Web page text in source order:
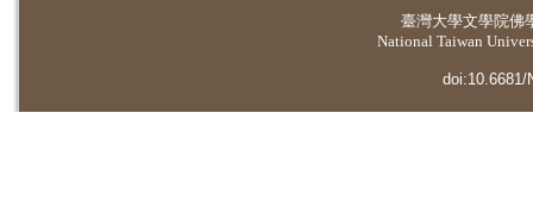
臺灣大學文學院佛
National Taiwan
doi:10.6681/